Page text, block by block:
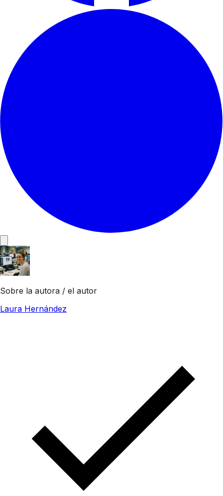
Sobre la autora / el autor
Laura Hernández